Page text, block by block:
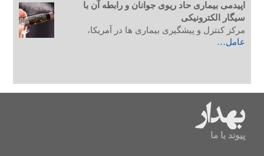
اپیدمی بیماری حاد ریوی جوانان و رابطه آن با
سیگار الکترونیکی
مرکز کنترل و پیشگیری بیماری ها در آمریکا،
عامل…
پیوند با ما